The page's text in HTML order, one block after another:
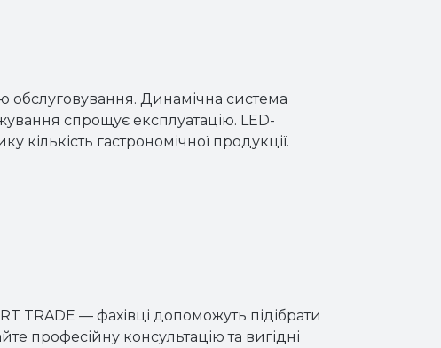
обслуговування. Динамічна система
спрощує експлуатацію. LED-
кількість гастрономічної продукції.
TRADE — фахівці допоможуть підібрати
професійну консультацію та вигідні